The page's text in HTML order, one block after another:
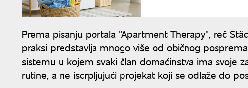
Prema pisanju portala "Apartment Therapy", reč
praksi predstavlja mnogo više od običnog
sistemu u kojem svaki član domaćinstva ima svoje
rutine, a ne iscrpljujući projekat koji se odlaže do